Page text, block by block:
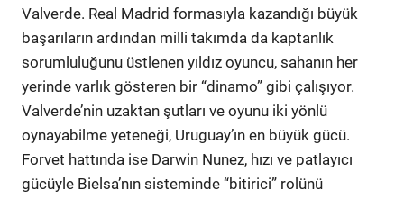
Valverde. Real Madrid formasıyla kazandığı büyük
başarıların ardından milli takımda da kaptanlık
sorumluluğunu üstlenen yıldız oyuncu, sahanın her
yerinde varlık gösteren bir “dinamo” gibi çalışıyor.
Valverde’nin uzaktan şutları ve oyunu iki yönlü
oynayabilme yeteneği, Uruguay’ın en büyük gücü.
Forvet hattında ise Darwin Nunez, hızı ve patlayıcı
gücüyle Bielsa’nın sisteminde “bitirici” rolünü